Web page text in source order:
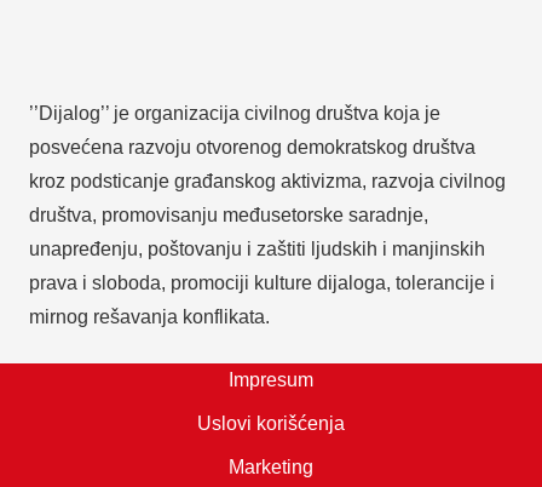
’’Dijalog’’ je organizacija civilnog društva koja je
posvećena razvoju otvorenog demokratskog društva
kroz podsticanje građanskog aktivizma, razvoja civilnog
društva, promovisanju međusetorske saradnje,
unapređenju, poštovanju i zaštiti ljudskih i manjinskih
prava i sloboda, promociji kulture dijaloga, tolerancije i
mirnog rešavanja konflikata.
Impresum
Uslovi korišćenja
Marketing